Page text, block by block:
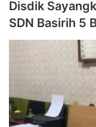
Disdik
SDN Basirih 5